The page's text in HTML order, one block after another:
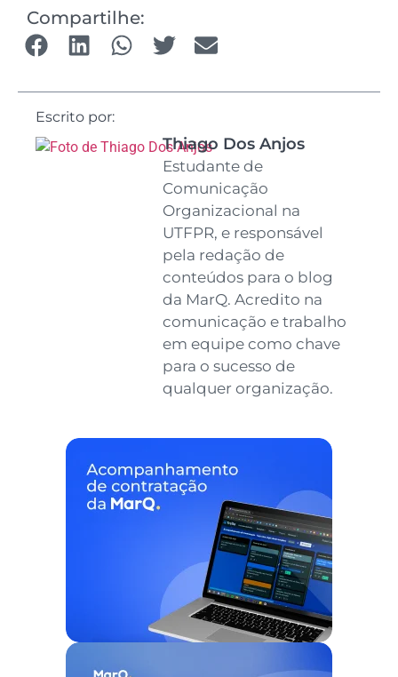
Compartilhe:
Escrito por:
Thiago Dos Anjos
Estudante de
Comunicação
Organizacional na
UTFPR, e responsável
pela redação de
conteúdos para o blog
da MarQ. Acredito na
comunicação e trabalho
em equipe como chave
para o sucesso de
qualquer organização.